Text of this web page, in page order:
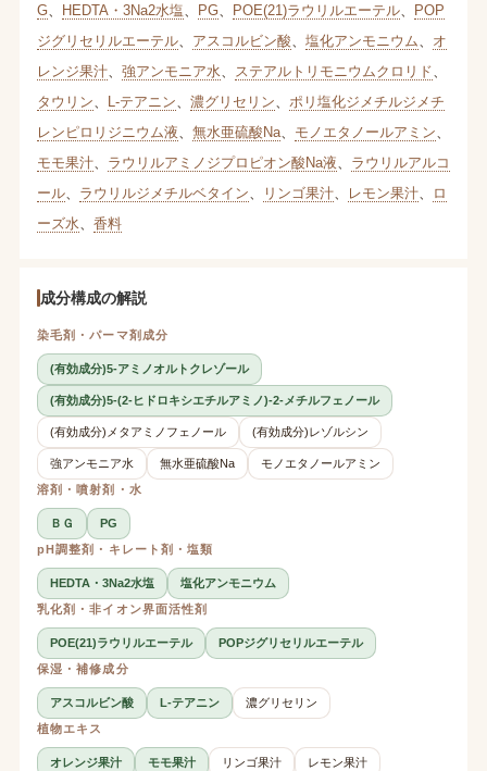
G、 HEDTA・3Na2水塩 PG、 POE(21)ラウリルエーテル、 POP
ジグリセリルエーテル、 アスコルビン酸 塩化アンモニウム
オ
レンジ果汁、 強アンモニア水 ステアルトリモニウムクロリド
タウリン
L-テアニン 濃グリセリン
ポリ塩化ジメチルジメチ
レンピロリジニウム液
無水亜硫酸Na、 モノエタノールアミン
モモ果汁、 ラウリルアミノジプロピオン酸Na液
ラウリルアルコ
ール、 ラウリルジメチルベタイン リンゴ果汁、 レモン果汁、
ロ
ーズ水
香料
成分構成の解説
染毛剤・パーマ剤成分
(有効成分)5-アミノオルトクレゾール
(有効成分)5-(2-ヒドロキシエチルアミノ)-2-メチルフェノール
(有効成分)メタアミノフェノール (有効成分)レゾルシン
強アンモニア水 無水亜硫酸Na
モノエタノールアミン
溶剤・噴射剤・水
ＢＧ
PG
pH調整剤・キレート剤・塩類
HEDTA・3Na2水塩
塩化アンモニウム
乳化剤・非イオン界面活性剤
POE(21)ラウリルエーテル
POPジグリセリルエーテル
保湿・補修成分
アスコルビン酸 L-テアニン
濃グリセリン
植物エキス
オレンジ果汁 モモ果汁 リンゴ果汁 レモン果汁